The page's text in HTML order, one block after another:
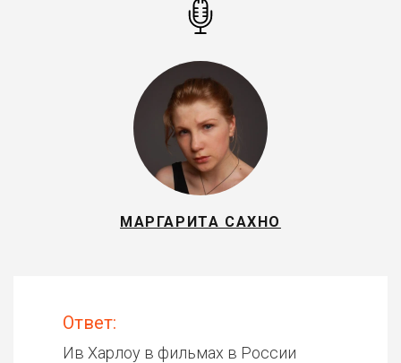
МАРГАРИТА САХНО
Ответ:
Ив Харлоу в фильмах в России